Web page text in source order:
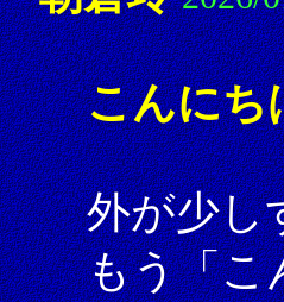
こんに
外が少し
もう「こ